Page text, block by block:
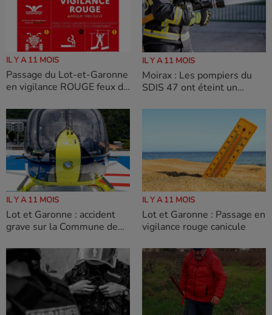
IL Y A 11 MOIS
Passage du Lot-et-Garonne
en vigilance ROUGE feux de
IL Y A 11 MOIS
Moirax : Les pompiers du
SDIS 47 ont éteint un
IL Y A 11 MOIS
Lot et Garonne : accident
grave sur la Commune de
IL Y A 11 MOIS
Lot et Garonne : Passage en
vigilance rouge canicule